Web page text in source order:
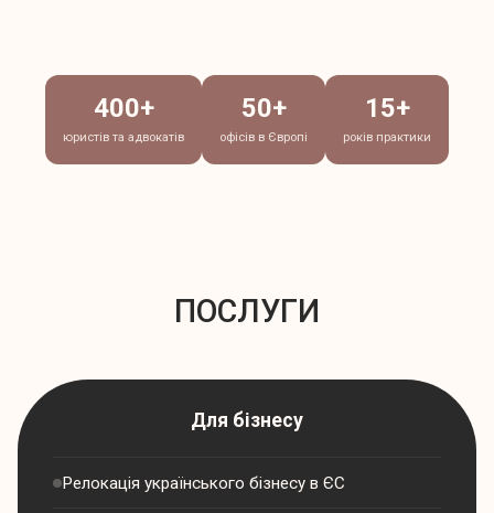
400+
юристів та адвокатів
50+
офісів в Європі
15+
років практики
ПОСЛУГИ
Для бізнесу
Релокація українського бізнесу в ЄС